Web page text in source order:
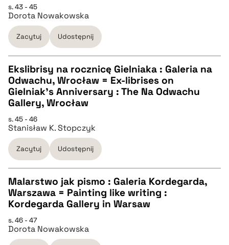
pobierz cytat
BIBTEX
pobierz cytat
s. 43 - 45
Dorota Nowakowska
Zacytuj Udostępnij
CZYSTY TEKST
pobierz cytat
BIBTEX
pobierz cytat
Ekslibrisy na rocznicę Gielniaka : Galeria na
Odwachu, Wrocław = Ex-librises on
Gielniak's Anniversary : The Na Odwachu
Gallery, Wrocław
s. 45 - 46
Stanisław K. Stopczyk
Zacytuj Udostępnij
CZYSTY TEKST
pobierz cytat
Malarstwo jak pismo : Galeria Kordegarda,
Warszawa = Painting like writing :
Kordegarda Gallery in Warsaw
s. 46 - 47
Dorota Nowakowska